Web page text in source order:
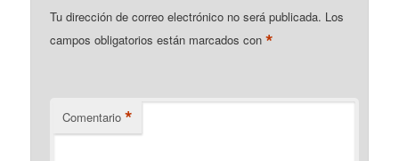
Tu dirección de correo electrónico no será publicada. Los
campos obligatorios están marcados con*
Comentario *